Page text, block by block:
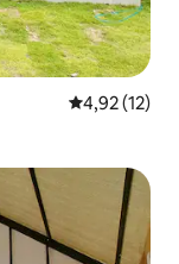
Средна
4,92 (12)